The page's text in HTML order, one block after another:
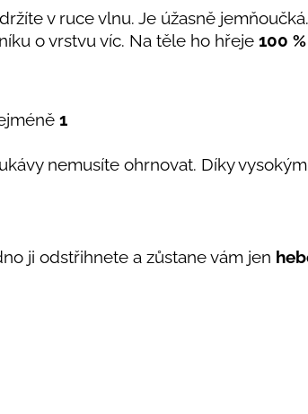
v ruce vlnu. Je úžasně jemňoučká.
o vrstvu víc. Na těle ho hřeje 100
1
nemusíte ohrnovat. Díky
ji odstřihnete a zůstane vám jen